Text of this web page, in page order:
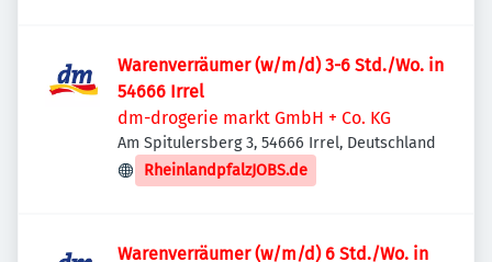
Warenverräumer (w/m/d) 3-6 Std./Wo. in
54666 Irrel
dm-drogerie markt GmbH + Co. KG
Am Spitulersberg 3, 54666 Irrel, Deutschland
RheinlandpfalzJOBS.de
Warenverräumer (w/m/d) 6 Std./Wo. in